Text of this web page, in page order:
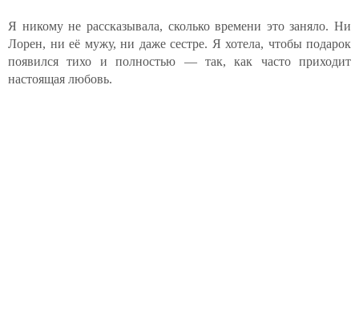
Я никому не рассказывала, сколько времени это заняло. Ни
Лорен, ни её мужу, ни даже сестре. Я хотела, чтобы подарок
появился тихо и полностью — так, как часто приходит
настоящая любовь.